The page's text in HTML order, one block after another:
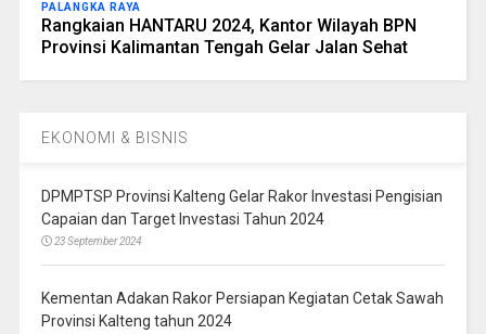
PALANGKA RAYA
Rangkaian HANTARU 2024, Kantor Wilayah BPN
Provinsi Kalimantan Tengah Gelar Jalan Sehat
EKONOMI & BISNIS
DPMPTSP Provinsi Kalteng Gelar Rakor Investasi Pengisian
Capaian dan Target Investasi Tahun 2024
23 September 2024
Kementan Adakan Rakor Persiapan Kegiatan Cetak Sawah
Provinsi Kalteng tahun 2024